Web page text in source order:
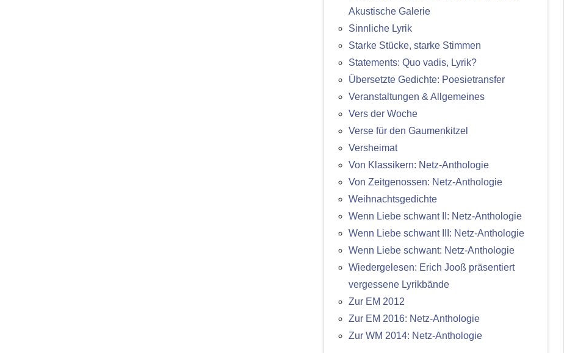
Akustische Galerie
Sinnliche Lyrik
Starke Stücke, starke Stimmen
Statements: Quo vadis, Lyrik?
Übersetzte Gedichte: Poesietransfer
Veranstaltungen & Allgemeines
Vers der Woche
Verse für den Gaumenkitzel
Versheimat
Von Klassikern: Netz-Anthologie
Von Zeitgenossen: Netz-Anthologie
Weihnachtsgedichte
Wenn Liebe schwant II: Netz-Anthologie
Wenn Liebe schwant III: Netz-Anthologie
Wenn Liebe schwant: Netz-Anthologie
Wiedergelesen: Erich Jooß präsentiert
vergessene Lyrikbände
Zur EM 2012
Zur EM 2016: Netz-Anthologie
Zur WM 2014: Netz-Anthologie